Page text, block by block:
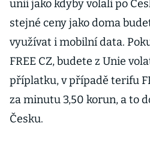
unii jako kdyby volali po
stejné ceny jako doma
využívat i mobilní data.
FREE CZ, budete z Unie
příplatku, v případě terifu
za minutu 3,50 korun, a to
Česku.